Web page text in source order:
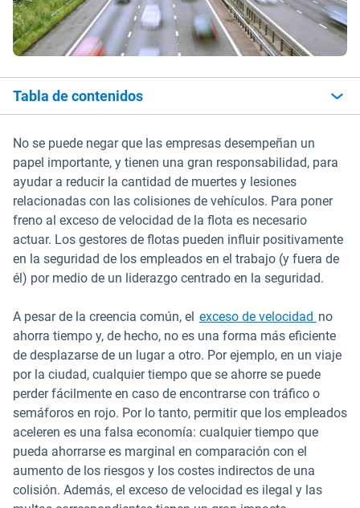
Tabla de contenidos
No se puede negar que las empresas desempeñan un
papel importante, y tienen una gran responsabilidad, para
ayudar a reducir la cantidad de muertes y lesiones
relacionadas con las colisiones de vehículos. Para poner
freno al exceso de velocidad de la flota es necesario
actuar. Los gestores de flotas pueden influir positivamente
en la seguridad de los empleados en el trabajo (y fuera de
él) por medio de un liderazgo centrado en la seguridad.
A pesar de la creencia común, el exceso de velocidad Abrir
no
ahorra tiempo y, de hecho, no es una forma más eficiente
de desplazarse de un lugar a otro. Por ejemplo, en un viaje
por la ciudad, cualquier tiempo que se ahorre se puede
perder fácilmente en caso de encontrarse con tráfico o
semáforos en rojo. Por lo tanto, permitir que los empleados
aceleren es una falsa economía: cualquier tiempo que
pueda ahorrarse es marginal en comparación con el
aumento de los riesgos y los costes indirectos de una
colisión. Además, el exceso de velocidad es ilegal y las